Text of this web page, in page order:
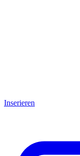
Inserieren